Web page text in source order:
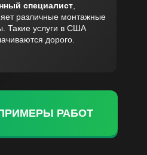
специалист,
различные монтажные
Такие услуги в США
дорого.
РАБОТ